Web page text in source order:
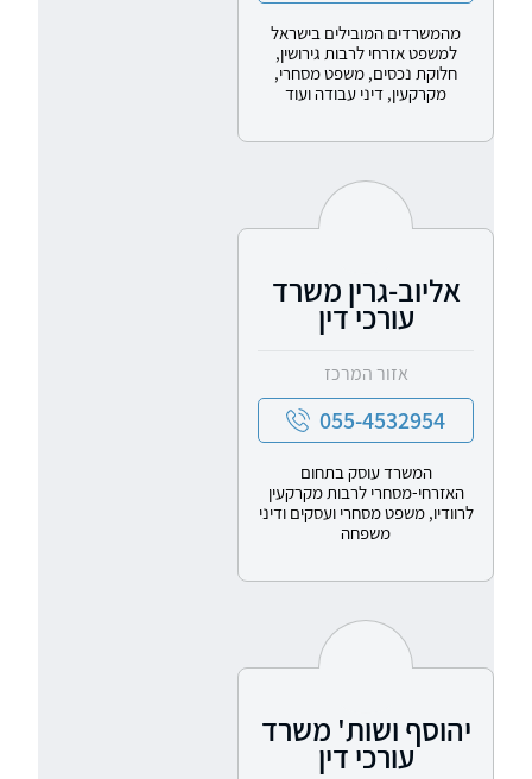
מהמשרדים המובילים בישראל
למשפט אזרחי לרבות גירושין,
חלוקת נכסים, משפט מסחרי,
מקרקעין, דיני עבודה ועוד
אליוב-גרין משרד
עורכי דין
אזור המרכז
055-4532954
המשרד עוסק בתחום
האזרחי-מסחרי לרבות מקרקעין
לרוודיו, משפט מסחרי ועסקים ודיני
משפחה
יהוסף ושות' משרד
עורכי דין